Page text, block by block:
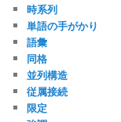
時系列
単語の手がかり
語彙
同格
並列構造
従属接続
限定